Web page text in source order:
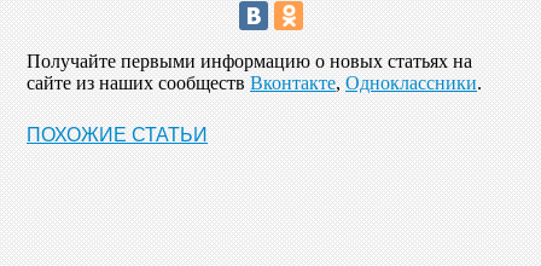
Получайте первыми информацию о новых статьях на
сайте из наших сообществ Вконтакте, Одноклассники.
ПОХОЖИЕ СТАТЬИ